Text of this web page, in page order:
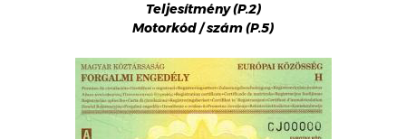
Teljesítmény (P.2)
Motorkód / szám (P.5)